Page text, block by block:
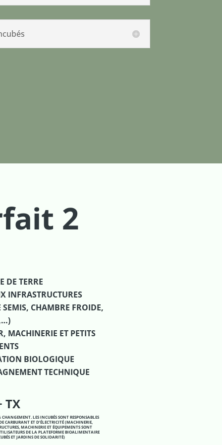
2
DE TERRE
INFRASTRUCTURES
SEMIS, CHAMBRE FROIDE,
MACHINERIE ET PETITS
BIOLOGIQUE
TECHNIQUE
TX
CHANGEMENT. LES INCUBÉS SONT RESPONSABLES
CARBURANT ET D’ÉLECTRICITÉ (MACHINERIE,
MACHINERIE ET ÉQUIPEMENTS SONT
DE LA PLATEFORME BIOALIMENTAIRE
ET JARDINS DE SOLIDARITÉ)